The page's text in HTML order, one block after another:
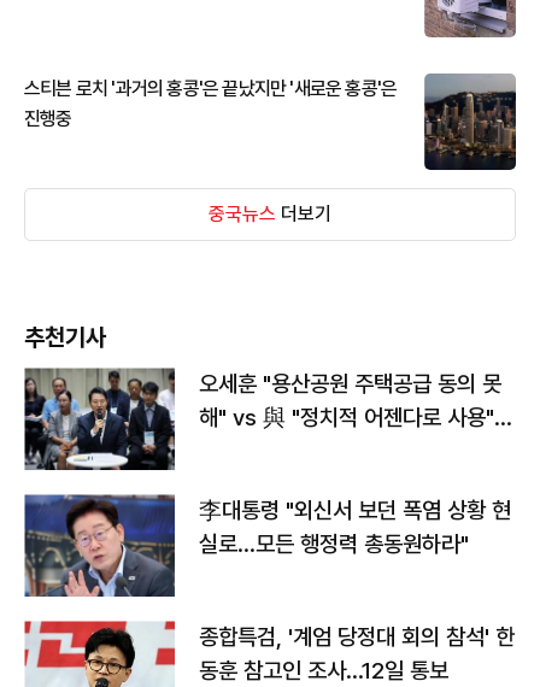
스티븐 로치 '과거의 홍콩'은 끝났지만 '새로운 홍콩'은
진행중
중국뉴스 더보기
추천기사
오세훈 "용산공원 주택공급 동의 못
해" vs 與 "정치적 어젠다로 사용"
李대통령 "외신서 보던 폭염 상황 현
실로…모든 행정력 총동원하라"
종합특검, '계엄 당정대 회의 참석' 한
동훈 참고인 조사...12일 통보